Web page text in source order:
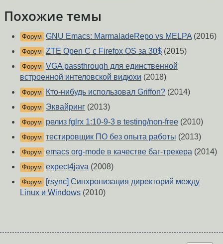
Похожие темы
Форум GNU Emacs: MarmaladeRepo vs MELPA (2016)
Форум ZTE Open C с Firefox OS за 30$ (2015)
Форум VGA passthrough для единственной
встроенной интеловской видюхи (2018)
Форум Кто-нибудь использовал Griffon? (2014)
Форум Эквайринг (2013)
Форум релиз fglrx 1:10-9-3 в testing/non-free (2010)
Форум тестировщик ПО без опыта работы (2013)
Форум emacs org-mode в качестве баг-трекера (2014)
Форум expect4java (2008)
Форум
[rsync] Синхронизация директорий между
Linux и Windows (2010)